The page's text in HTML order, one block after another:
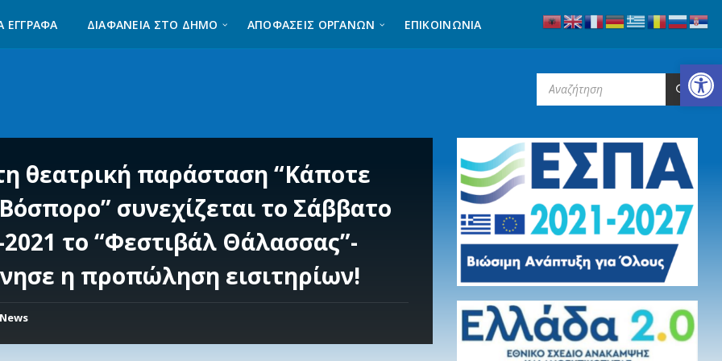
Ανοίξτε τη γραμμή εργαλείων
ΈΓΓΡΑΦΑ ΔΙΑΦΆΝΕΙΑ ΣΤΟ ΔΉΜΟ ΑΠΟΦΑΣΕΙΣ ΟΡΓΑΝΩΝ ΕΠΙΚΟΙΝΩΝΊΑ
θεατρική παράσταση “Κάποτε
συνεχίζεται το Σάββατο
2021 το “Φεστιβάλ Θάλασσας”-
η προπώληση εισιτηρίων!
News